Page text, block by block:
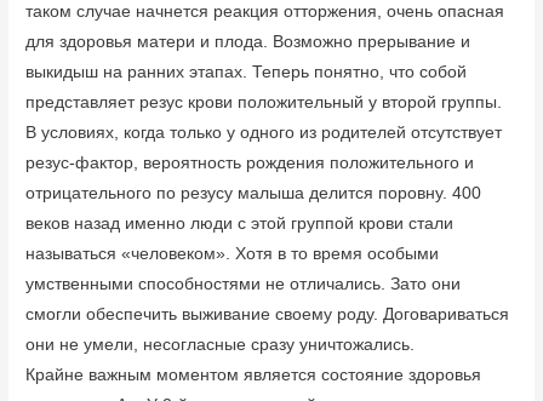
таком случае начнется реакция отторжения, очень опасная
для здоровья матери и плода. Возможно прерывание и
выкидыш на ранних этапах. Теперь понятно, что собой
представляет резус крови положительный у второй группы.
В условиях, когда только у одного из родителей отсутствует
резус-фактор, вероятность рождения положительного и
отрицательного по резусу малыша делится поровну. 400
веков назад именно люди с этой группой крови стали
называться «человеком». Хотя в то время особыми
умственными способностями не отличались. Зато они
смогли обеспечить выживание своему роду. Договариваться
они не умели, несогласные сразу уничтожались.
Крайне важным моментом является состояние здоровья